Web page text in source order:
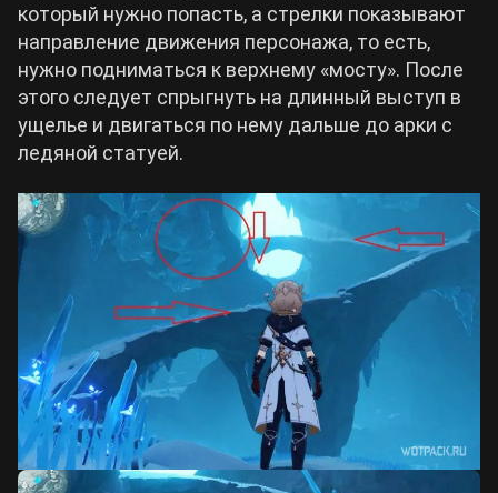
который нужно попасть, а стрелки показывают
направление движения персонажа, то есть,
нужно подниматься к верхнему «мосту». После
этого следует спрыгнуть на длинный выступ в
ущелье и двигаться по нему дальше до арки с
ледяной статуей.